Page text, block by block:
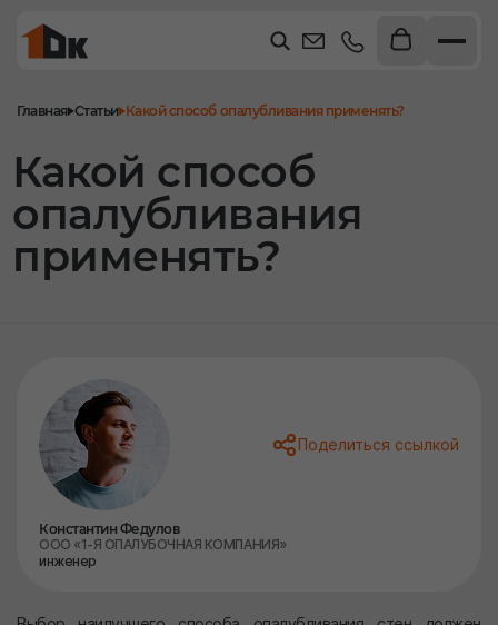
Какой способ
опалубливания
применять?
Главная Статьи Какой способ опалубливания применять?
Константин Федулов
ООО «1-Я ОПАЛУБОЧНАЯ КОМПАНИЯ»
инженер
Поделиться ссылкой